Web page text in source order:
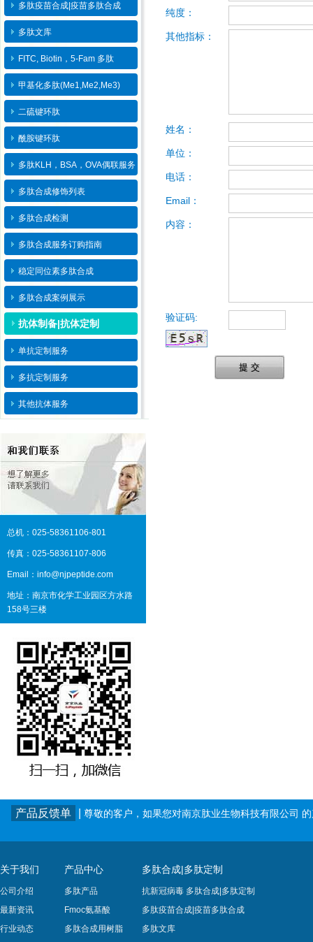
多肽疫苗合成|疫苗多肽​合成
多肽文库
FITC, Biotin，5-Fam 多肽
甲基化多肽(Me1,Me2,Me3)
二硫键环肽
酰胺键环肽
多肽KLH，BSA，OVA偶联服务
多肽合成修饰列表
多肽合成检测
多肽合成服务订购指南
稳定同位素多肽合成
多肽合成案例展示
抗体制备|抗体定制
单抗定制服务
多抗定制服务
其他抗体服务
总机：025-58361106-801
传真：025-58361107-806
Email：info@njpeptide.com
地址：南京市化学工业园区方水路
158号三楼
纯度：
其他指标：
姓名：
单位：
电话：
Email：
内容：
验证码:
提 交
产品反馈单 尊敬的客户，如果您对南京肽业生物科技有限公司
关于我们
公司介绍
最新资讯
行业动态
产品中心
多肽产品
Fmoc氨基酸
多肽合成用树脂
多肽合成|多肽定制
抗新冠病毒 多肽合成|多肽定制
多肽疫苗合成|疫苗多肽​合成
多肽文库